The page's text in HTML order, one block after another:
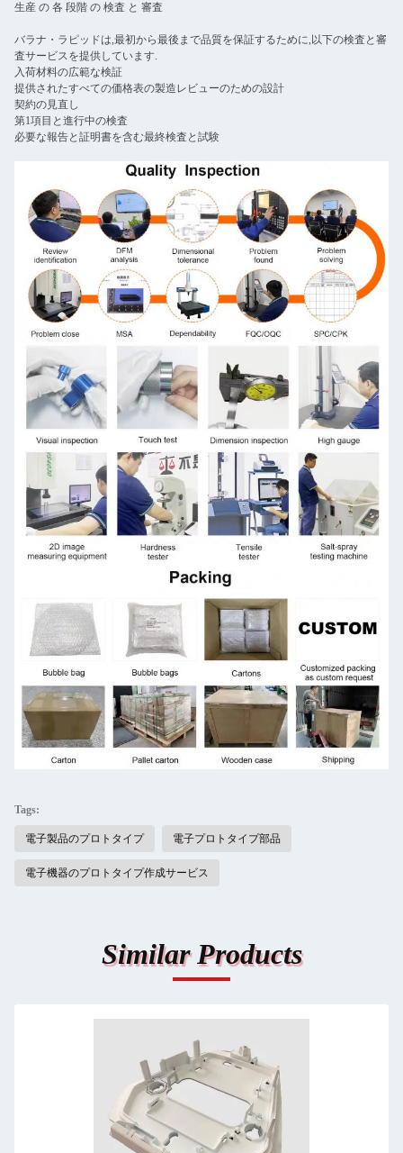
生産 の 各 段階 の 検査 と 審査
バラナ・ラピッドは,最初から最後まで品質を保証するために,以下の検査と審
査サービスを提供しています.
入荷材料の広範な検証
提供されたすべての価格表の製造レビューのための設計
契約の見直し
第1項目と進行中の検査
必要な報告と証明書を含む最終検査と試験
Tags:
電子製品のプロトタイプ 電子プロトタイプ部品
電子機器のプロトタイプ作成サービス
Similar Products